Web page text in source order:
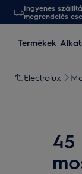
Ingyenes
megrendelés
Termékek
Electrolux
45